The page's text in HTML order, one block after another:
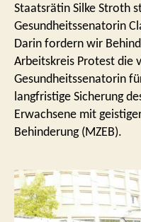
Staatsrätin Silke Stroth
Gesundheitssenatorin
Darin fordern wir
Arbeitskreis Protest die
Gesundheitssenatorin
langfristige Sicherung
Erwachsene mit
Behinderung (MZEB).